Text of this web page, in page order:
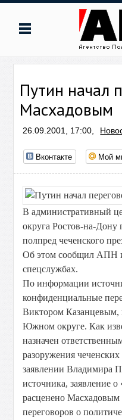
Путин начал
Масхадовым
26.09.2001, 17:00,
Вконтакте Мой
В административный
округа Ростов-на-
полпред чеченского
Об этом сообщил АПН
спецслужбах.
По информации
конфиденциальные
Виктором Казанцевым,
Южном округе. Как
назначен
разоружения
заявлении Владимира
источника, заявление
расценено Масхадовым
переговоров о